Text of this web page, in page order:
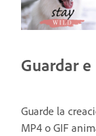
Guardar
Guarde la
MP4 o GIF